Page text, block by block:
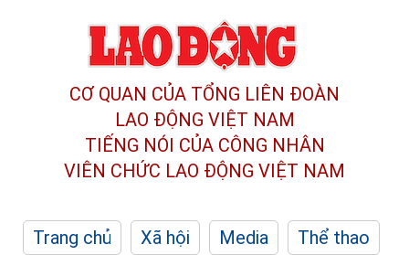
CƠ QUAN CỦA TỔNG LIÊN ĐOÀN
LAO ĐỘNG VIỆT NAM
TIẾNG NÓI CỦA CÔNG NHÂN
VIÊN CHỨC LAO ĐỘNG VIỆT NAM
Trang chủ Xã hội Media
Thể thao